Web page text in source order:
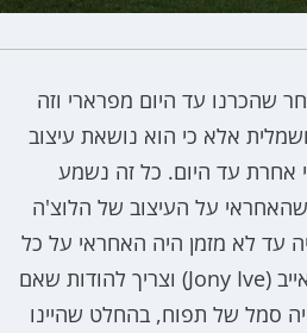
שהכרנו עד היום מפרארי וזה
אלא כי הוא נושאת עיצוב
אחרת עד היום. כל זה נשמע
שהאחראי על העיצוב של הלוצ'ה
עד לא מזמן היה האחראי על כל
העיצובים של אפל, ג'וני אייב (Jony Ive) וצריך להודות שאם
סמל של תפוח, בהחלט שהיינו